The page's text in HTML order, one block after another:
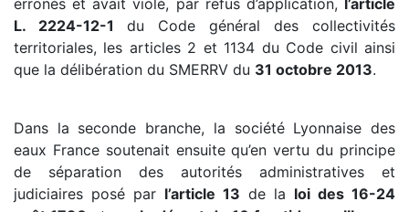
L. 2224-12-1 du Code général des collectivités
territoriales, les articles 2 et 1134 du Code civil ainsi
que la délibération du SMERRV du 31 octobre 2013.
Dans la seconde branche, la société Lyonnaise des
eaux France soutenait ensuite qu’en vertu du principe
de séparation des autorités administratives et
judiciaires posé par l’article 13 de la loi des 16-24